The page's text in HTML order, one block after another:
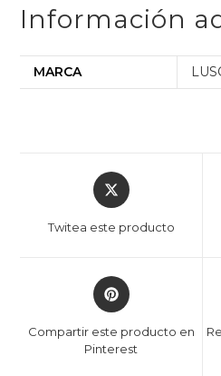
Información
MARCA
Twitea este producto
Compartir este producto en
Pinterest